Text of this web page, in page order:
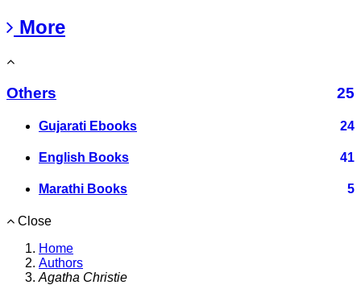
More
Others 25
Gujarati Ebooks 24
English Books 41
Marathi Books 5
Close
Home
Authors
Agatha Christie